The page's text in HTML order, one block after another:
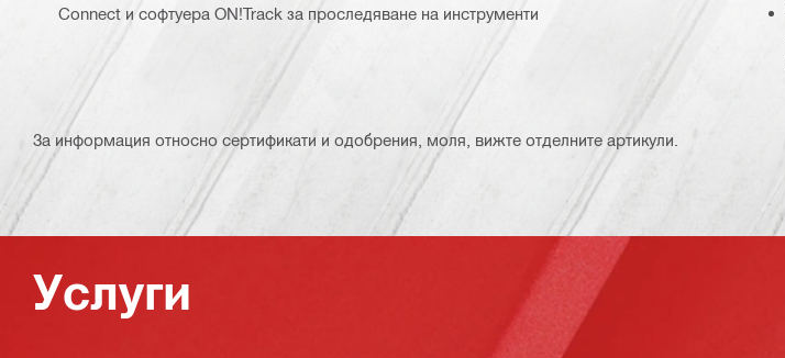
Connect и софтуера ON!Track за проследяване на инструменти
За информация относно сертификати и одобрения, моля, вижте отделните артикули.
Услуги